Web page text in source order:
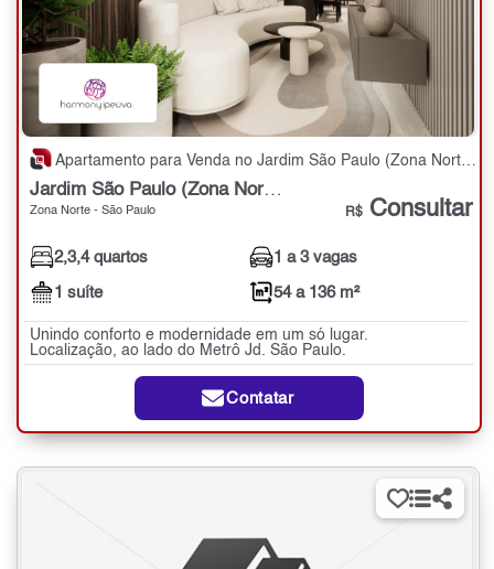
Apartamento para Venda no Jardim São Paulo (Zona Norte) com 2,3,4 quartos - 54 a 136 m²
Jardim São Paulo (Zona Norte)
Zona Norte - São Paulo R$ Consultar
2,3,4 quartos
1 suíte
1 a 3 vagas
54 a 136 m²
Unindo conforto e modernidade em um só lugar.
Localização, ao lado do Metrô Jd. São Paulo.
Contatar